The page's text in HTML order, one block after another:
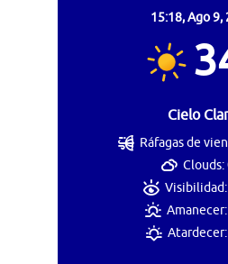
15:18,Ago 9,
Cielo
Ráfagas de
Clouds:
Visibilidad:
Amanecer:
Atardecer: